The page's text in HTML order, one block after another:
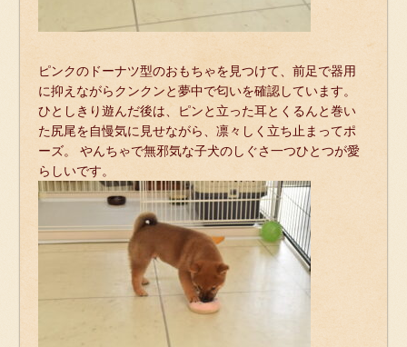
ピンクのドーナツ型のおもちゃを見つけて、前足で器用
に抑えながらクンクンと夢中で匂いを確認しています。
ひとしきり遊んだ後は、ピンと立った耳とくるんと巻い
た尻尾を自慢気に見せながら、凛々しく立ち止まってポ
ーズ。 やんちゃで無邪気な子犬のしぐさ一つひとつが愛
らしいです。